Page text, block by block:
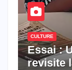
CULTURE
Essai :
revisite